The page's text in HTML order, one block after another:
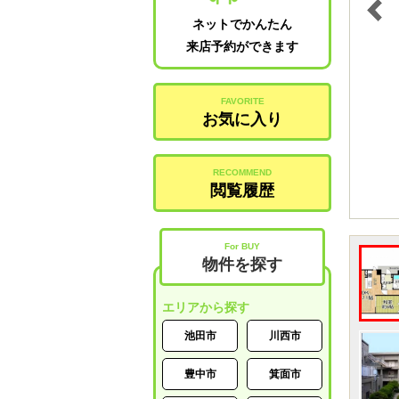
ネットでかんたん
来店予約ができます
FAVORITE
お気に入り
RECOMMEND
閲覧履歴
For BUY
物件を探す
エリアから探す
池田市 川西市
豊中市 箕面市